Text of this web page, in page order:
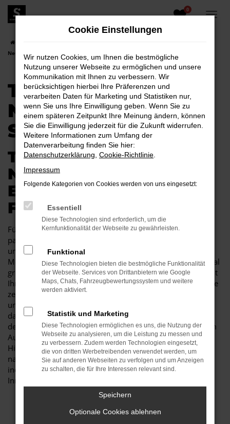
Zum
Hauptinhalt
0
Neuwagen für Schwarzheide
TOYOTA HILUX
NEUWAGEN FÜR
SCHWARZHEIDE
TOYOTA HILUX
NEUWAGEN –
EXZELLENTE MOBILITÄT
FÜR SCHWARZHEIDE
Für Schwarzheide gibt es kaum ein Fahrzeug, das so gut
passt wie einen Toyota Hilux Neuwagen. Der Grund liegt
unter anderem in der herausragenden Ausstattung dieses
Modells, das in der aktuellen Modellgeneration noch einmal
gründlich verbessert wurde. Entsprechend genießen Sie mit
Ihrem Toyota Hilux Neuwagen in Schwarzheide die Vorzüge
zeitgemäßer Assistenzsysteme und eine Fülle an teils
ungewöhnlichen Extras. Viele Experten sind sich bereits
darüber einig, dass ein Toyota Hilux Neuwagen weit über
den Durchschnitt der Fahrzeugklasse hinausweist. Wir vom
Autohaus Schiefelbein ermöglichen Ihnen, Ihren Toyota
Hilux Neuwagen für Schwarzheide bis ins kleinste Detail
nach eigenen Wünschen festzulegen. Entscheiden Sie
individuell, welche Lackierung, Motorisierung und
Innenausstattung es sein darf. Wir beraten Sie gern.
Cookie Einstellungen
Wir nutzen Cookies, um Ihnen die bestmögliche
Nutzung unserer Webseite zu ermöglichen und unsere
Kommunikation mit Ihnen zu verbessern. Wir
berücksichtigen hierbei Ihre Präferenzen und
verarbeiten Daten für Marketing und Statistiken nur,
wenn Sie uns Ihre Einwilligung geben. Wenn Sie zu
einem späteren Zeitpunkt Ihre Meinung ändern, können
Sie die Einwilligung jederzeit für die Zukunft widerrufen.
Weitere Informationen zum Umfang der
Datenverarbeitung finden Sie hier:
Datenschutzerklärung Cookie-Richtlinie
Impressum
Folgende Kategorien von Cookies werden von uns eingesetzt:
Essentiell
Diese Technologien sind erforderlich, um die
Kernfunktionalität der Webseite zu gewährleisten.
Funktional
Diese Technologien bieten die bestmögliche Funktionalität
der Webseite. Services von Drittanbietern wie Google
Maps, Chats, Fahrzeugbewertungssystem und weitere
werden aktiviert.
Statistik und Marketing
Diese Technologien ermöglichen es uns, die Nutzung der
Webseite zu analysieren, um die Leistung zu messen und
zu verbessern. Zudem werden Technologien eingesetzt,
die von dritten Werbetreibenden verwendet werden, um
Sie auf anderen Webseiten zu verfolgen und um Anzeigen
zu schalten, die für Ihre Interessen relevant sind.
Speichern
Optionale Cookies ablehnen